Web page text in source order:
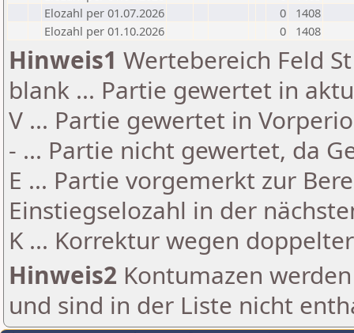
Elozahl per 01.07.2026
0
1408
Elozahl per 01.10.2026
0 1408
Hinweis1 Wertebereich Feld
blank ... Partie gewertet in
V ... Partie gewertet in
- ... Partie nicht gewertet, da
E ... Partie vorgemerkt zur
Einstiegselozahl in der
K ... Korrektur wegen
Hinweis2 Kontumazen
und sind in der Liste nicht